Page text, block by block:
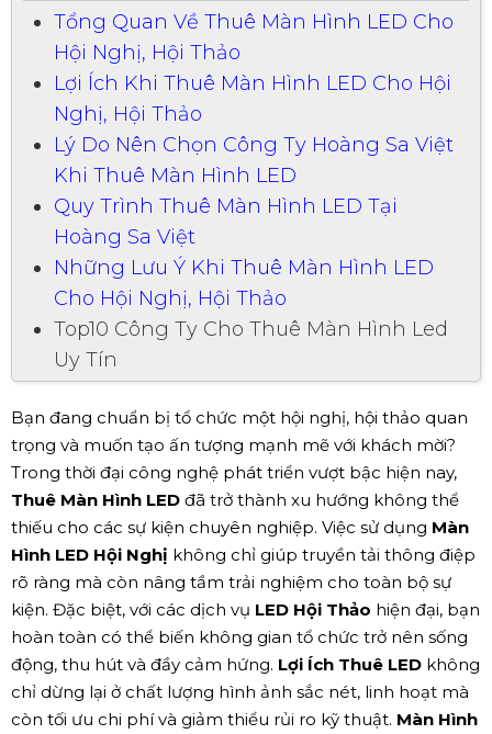
Tổng Quan Về Thuê Màn Hình LED Cho
Hội Nghị, Hội Thảo
Lợi Ích Khi Thuê Màn Hình LED Cho Hội
Nghị, Hội Thảo
Lý Do Nên Chọn Công Ty Hoàng Sa Việt
Khi Thuê Màn Hình LED
Quy Trình Thuê Màn Hình LED Tại
Hoàng Sa Việt
Những Lưu Ý Khi Thuê Màn Hình LED
Cho Hội Nghị, Hội Thảo
Top10 Công Ty Cho Thuê Màn Hình Led
Uy Tín
Bạn đang chuẩn bị tổ chức một hội nghị, hội thảo quan
trọng và muốn tạo ấn tượng mạnh mẽ với khách mời?
Trong thời đại công nghệ phát triển vượt bậc hiện nay,
Thuê Màn Hình LED đã trở thành xu hướng không thể
thiếu cho các sự kiện chuyên nghiệp. Việc sử dụng Màn
Hình LED Hội Nghị không chỉ giúp truyền tải thông điệp
rõ ràng mà còn nâng tầm trải nghiệm cho toàn bộ sự
kiện. Đặc biệt, với các dịch vụ LED Hội Thảo hiện đại, bạn
hoàn toàn có thể biến không gian tổ chức trở nên sống
động, thu hút và đầy cảm hứng. Lợi Ích Thuê LED không
chỉ dừng lại ở chất lượng hình ảnh sắc nét, linh hoạt mà
còn tối ưu chi phí và giảm thiểu rủi ro kỹ thuật. Màn Hình